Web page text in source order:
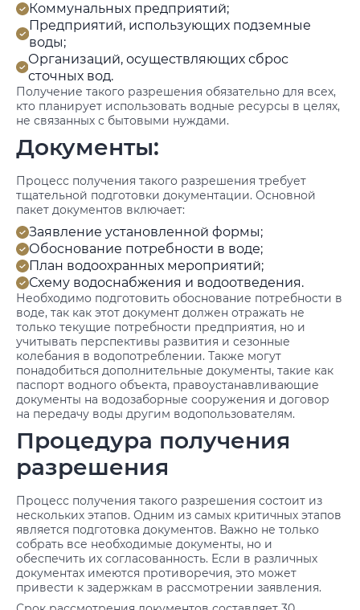
Коммунальных предприятий;
Предприятий, использующих подземные
воды;
Организаций, осуществляющих сброс
сточных вод.
Получение такого разрешения обязательно для всех,
кто планирует использовать водные ресурсы в целях,
не связанных с бытовыми нуждами.
Документы:
Процесс получения такого разрешения требует
тщательной подготовки документации. Основной
пакет документов включает:
Заявление установленной формы;
Обоснование потребности в воде;
План водоохранных мероприятий;
Схему водоснабжения и водоотведения.
Необходимо подготовить обоснование потребности в
воде, так как этот документ должен отражать не
только текущие потребности предприятия, но и
учитывать перспективы развития и сезонные
колебания в водопотреблении. Также могут
понадобиться дополнительные документы, такие как
паспорт водного объекта, правоустанавливающие
документы на водозаборные сооружения и договор
на передачу воды другим водопользователям.
Процедура получения
разрешения
Процесс получения такого разрешения состоит из
нескольких этапов. Одним из самых критичных этапов
является подготовка документов. Важно не только
собрать все необходимые документы, но и
обеспечить их согласованность. Если в различных
документах имеются противоречия, это может
привести к задержкам в рассмотрении заявления.